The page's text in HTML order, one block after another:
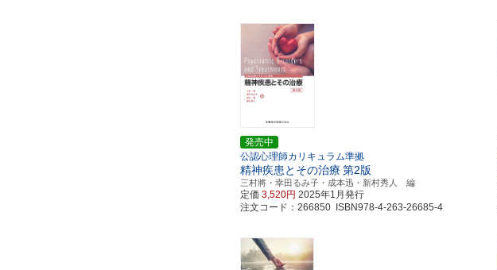
発売中
公認心理師カリキュラム準拠
精神疾患とその治療 第2版
三村將・幸田るみ子・成本迅・新村秀人 編
定価 3,520円 2025年1月発行
注文コード：266850 ISBN978-4-263-26685-4